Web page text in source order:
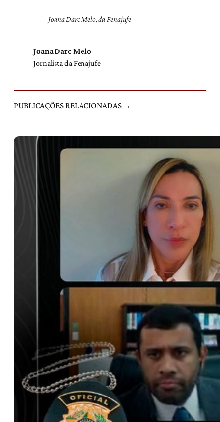
Joana Darc Melo, da Fenajufe
Joana Darc Melo
Jornalista da Fenajufe
PUBLICAÇÕES RELACIONADAS →